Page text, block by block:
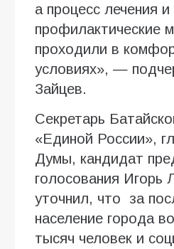
а процесс лечения и
профилактические
проходили в
условиях», —
Зайцев.
Секретарь
«Единой России»,
Думы, кандидат
голосования Игорь
уточнил, что за
население города
тысяч человек и